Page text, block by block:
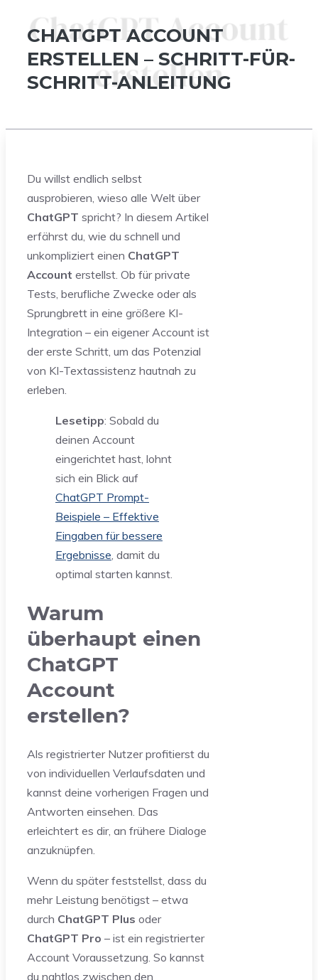
CHATGPT ACCOUNT
ERSTELLEN – SCHRITT-FÜR-
SCHRITT-ANLEITUNG
Du willst endlich selbst
ausprobieren, wieso alle Welt über
ChatGPT spricht? In diesem Artikel
erfährst du, wie du schnell und
unkompliziert einen ChatGPT
Account erstellst. Ob für private
Tests, berufliche Zwecke oder als
Sprungbrett in eine größere KI-
Integration – ein eigener Account ist
der erste Schritt, um das Potenzial
von KI-Textassistenz hautnah zu
erleben.
Lesetipp: Sobald du
deinen Account
eingerichtet hast, lohnt
sich ein Blick auf
ChatGPT Prompt-
Beispiele – Effektive
Eingaben für bessere
Ergebnisse , damit du
optimal starten kannst.
Warum
überhaupt einen
ChatGPT
Account
erstellen?
Als registrierter Nutzer profitierst du
von individuellen Verlaufsdaten und
kannst deine vorherigen Fragen und
Antworten einsehen. Das
erleichtert es dir, an frühere Dialoge
anzuknüpfen.
Wenn du später feststellst, dass du
mehr Leistung benötigst – etwa
durch ChatGPT Plus oder
ChatGPT Pro – ist ein registrierter
Account Voraussetzung. So kannst
du nahtlos zwischen den